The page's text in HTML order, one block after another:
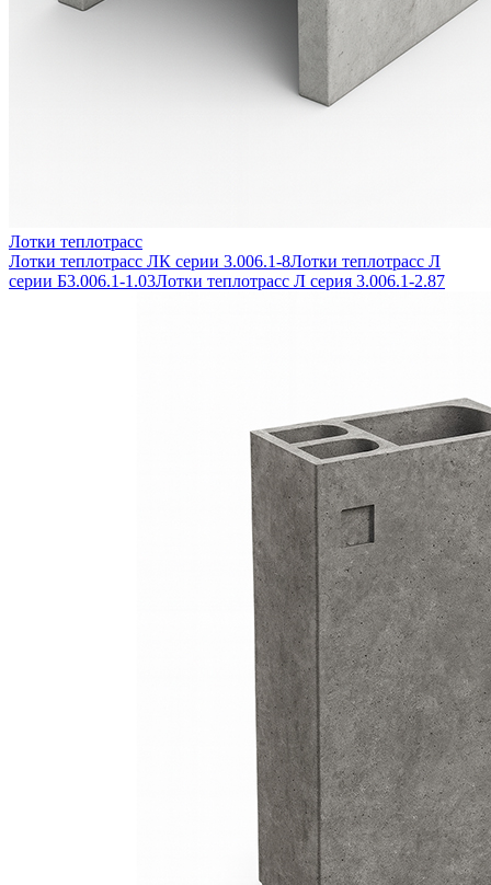
Лотки теплотрасс
Лотки теплотрасс ЛК серии 3.006.1-8Лотки теплотрасс Л
серии Б3.006.1-1.03Лотки теплотрасс Л серия 3.006.1-2.87